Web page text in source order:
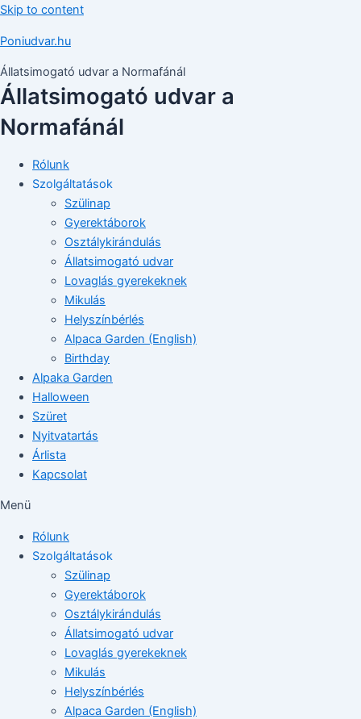
Skip to content
Poniudvar.hu
Állatsimogató udvar a Normafánál
Állatsimogató udvar a
Normafánál
Rólunk
Szolgáltatások
Szülinap
Gyerektáborok
Osztálykirándulás
Állatsimogató udvar
Lovaglás gyerekeknek
Mikulás
Helyszínbérlés
Alpaca Garden (English)
Birthday
Alpaka Garden
Halloween
Szüret
Nyitvatartás
Árlista
Kapcsolat
Menü
Rólunk
Szolgáltatások
Szülinap
Gyerektáborok
Osztálykirándulás
Állatsimogató udvar
Lovaglás gyerekeknek
Mikulás
Helyszínbérlés
Alpaca Garden (English)